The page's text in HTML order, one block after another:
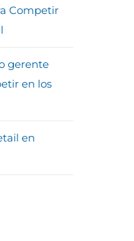
Competir
gerente
en los
en